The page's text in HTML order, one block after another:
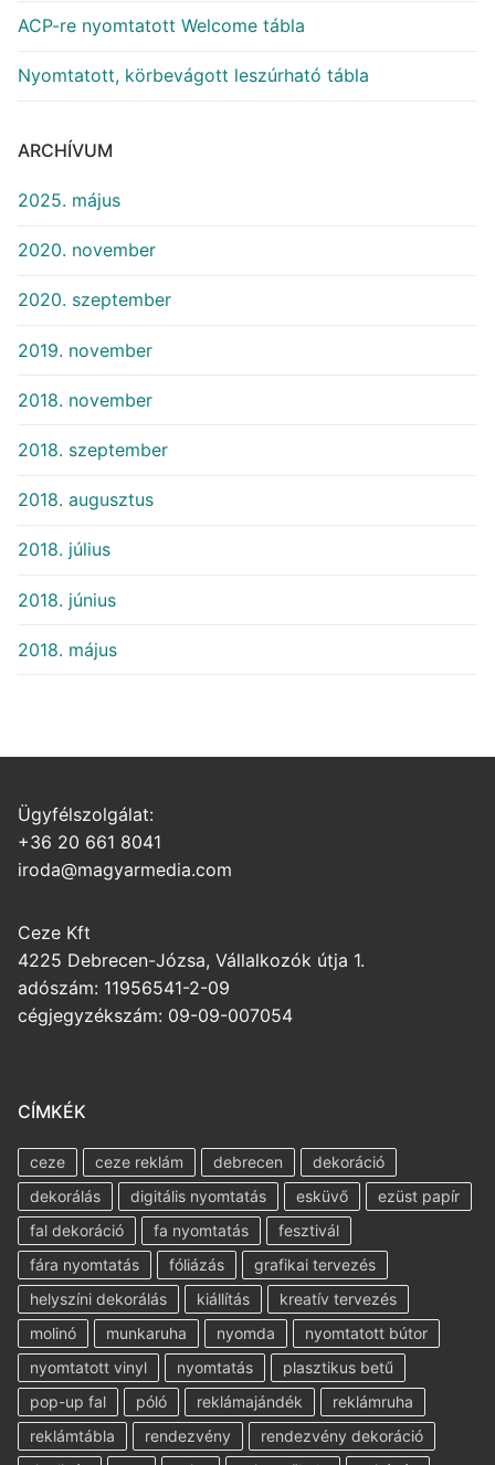
ACP-re nyomtatott Welcome tábla
Nyomtatott, körbevágott leszúrható tábla
ARCHÍVUM
2025. május
2020. november
2020. szeptember
2019. november
2018. november
2018. szeptember
2018. augusztus
2018. július
2018. június
2018. május
Ügyfélszolgálat:
+36 20 661 8041
iroda@magyarmedia.com
Ceze Kft
4225 Debrecen-Józsa, Vállalkozók útja 1.
adószám: 11956541-2-09
cégjegyzékszám: 09-09-007054
CÍMKÉK
ceze ceze reklám debrecen
dekoráció
dekorálás
digitális nyomtatás esküvő
ezüst papír
fal dekoráció
fa nyomtatás
fesztivál
fára nyomtatás
fóliázás
grafikai tervezés
helyszíni dekorálás
kiállítás
kreatív tervezés
molinó
munkaruha nyomda
nyomtatott bútor
nyomtatott vinyl
nyomtatás
plasztikus betű
pop-up fal
póló reklámajándék
reklámruha
reklámtábla
rendezvény
rendezvény dekoráció